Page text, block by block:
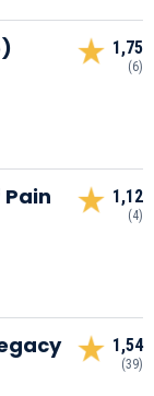
1,75
(6)
Pain
1,12
(4)
1,54
(39)